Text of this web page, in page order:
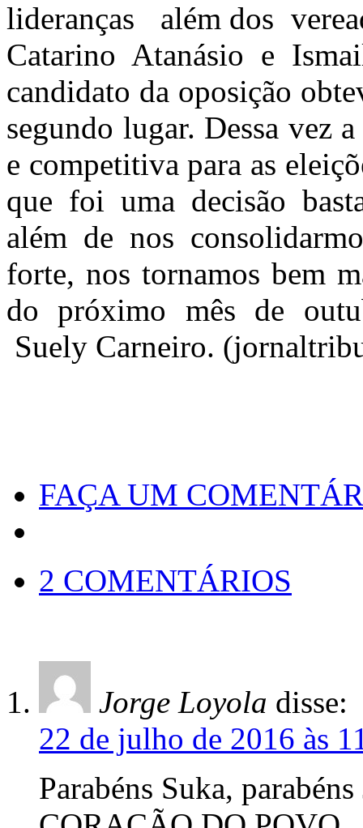
lideranças além dos
Catarino Atanásio e
candidato da oposição
segundo lugar. Dessa vez
e competitiva para as
que foi uma decisão
além de nos
forte, nos tornamos bem
do próximo mês de
Suely Carneiro.
FAÇA UM
2 COMENTÁRIOS
Jorge Loyola disse:
22 de julho de 2016 às
Parabéns Suka,